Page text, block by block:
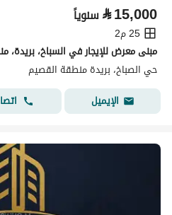
⃁15,000 سنوياً
25 م2
مبنى معرض للإيجار في السباخ، بريدة،
حي الصباخ، بريدة منطقة القصيم
الإيميل